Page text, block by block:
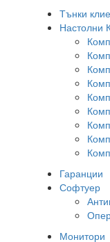
Тънки
Настолни
Гаранции
Софтуер
Монитори